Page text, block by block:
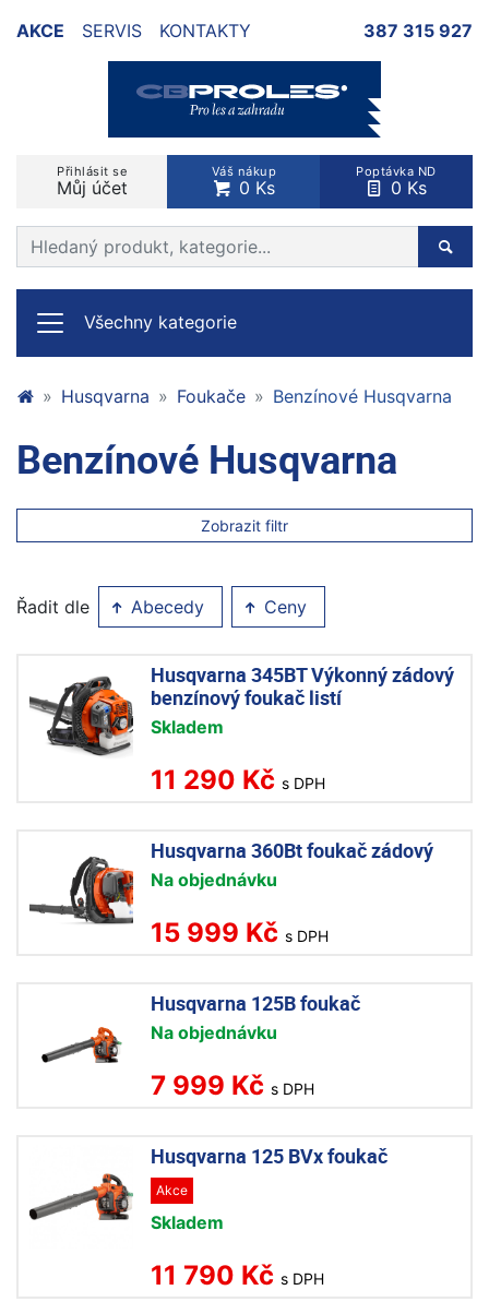
AKCE SERVIS KONTAKTY 387 315 927
Přihlásit se
Můj účet
Váš nákup
0 Ks
Poptávka ND
0 Ks
Prohledat web
Všechny kategorie
Husqvarna Foukače Benzínové Husqvarna
Benzínové Husqvarna
Zobrazit filtr
Řadit dle Abecedy Ceny
Husqvarna 345BT Výkonný zádový
benzínový foukač listí
Skladem
11 290 Kč s DPH
Husqvarna 360Bt foukač zádový
Na objednávku
15 999 Kč s DPH
Husqvarna 125B foukač
Na objednávku
7 999 Kč s DPH
Husqvarna 125 BVx foukač
Akce
Skladem
11 790 Kč s DPH